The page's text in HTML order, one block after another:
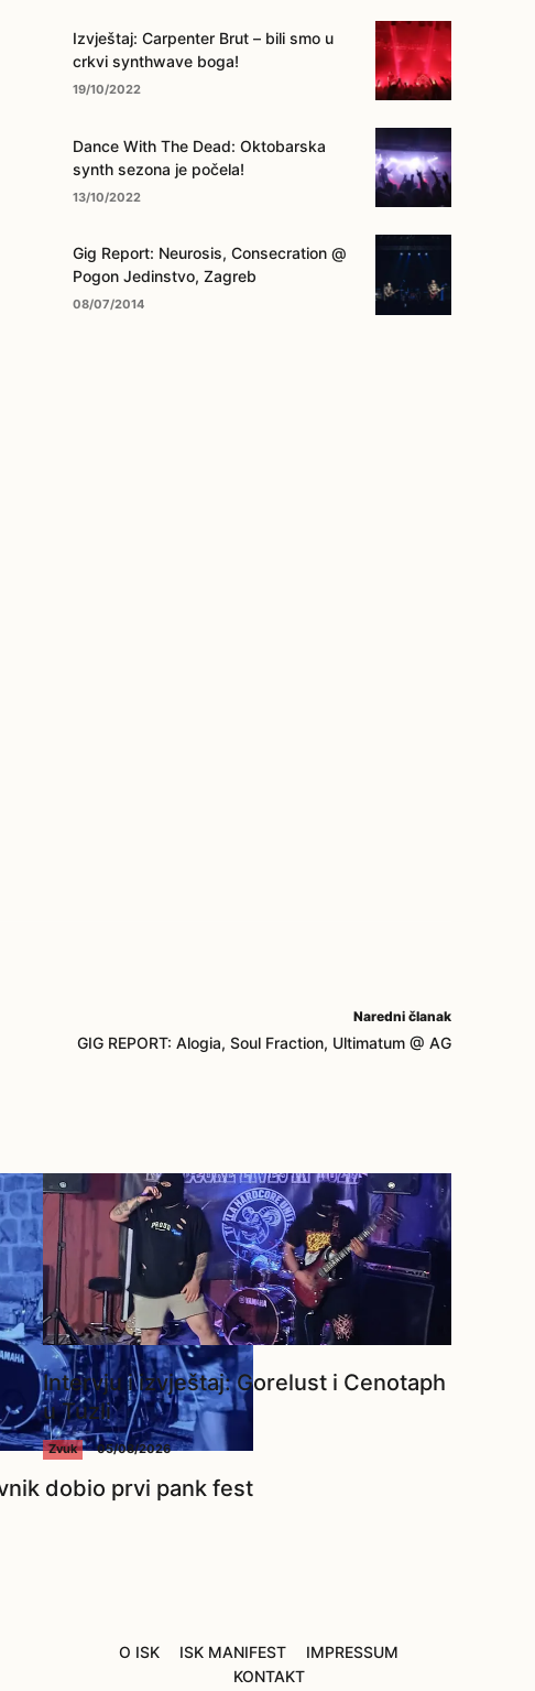
Izvještaj: Carpenter Brut – bili smo u
crkvi synthwave boga!
19/10/2022
Dance With The Dead: Oktobarska
synth sezona je počela!
13/10/2022
Gig Report: Neurosis, Consecration @
Pogon Jedinstvo, Zagreb
08/07/2014
Naredni članak
GIG REPORT: Alogia, Soul Fraction, Ultimatum @ AG
dobio prvi pank fest
Intervju i izvještaj: Gorelust i Cenotaph
u Tuzli
Zvuk 05/08/2026
O ISK ISK MANIFEST
IMPRESSUM
KONTAKT